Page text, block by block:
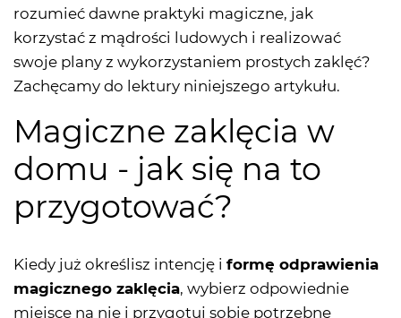
rozumieć dawne praktyki magiczne, jak
korzystać z mądrości ludowych i realizować
swoje plany z wykorzystaniem prostych zaklęć?
Zachęcamy do lektury niniejszego artykułu.
Magiczne zaklęcia w
domu - jak się na to
przygotować?
Kiedy już określisz intencję i formę odprawienia
magicznego zaklęcia, wybierz odpowiednie
miejsce na nie i przygotuj sobie potrzebne